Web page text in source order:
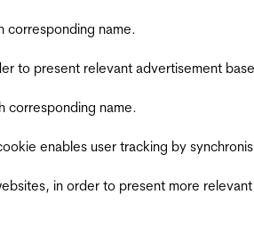
corresponding name.
to present relevant advertisement
corresponding name.
enables user tracking by
in order to present more